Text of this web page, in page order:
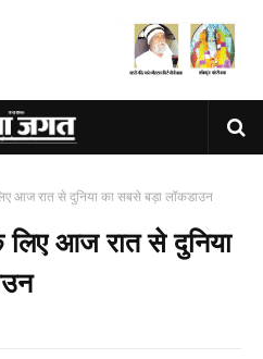
आज रात से दुनिया का सबसे बड़ा लॉकडाउन
लिए आज रात से दुनिया